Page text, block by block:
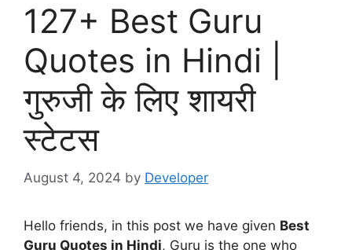
127+ Best Guru
Quotes in Hindi |
गुरुजी के लिए शायरी
स्टेटस
August 4, 2024 by Developer
Hello friends, in this post we have given Best
Guru Quotes in Hindi, Guru is the one who